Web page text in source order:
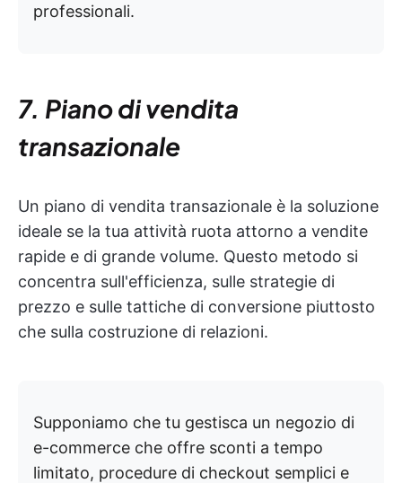
professionali.
7. Piano di vendita
transazionale
Un piano di vendita transazionale è la soluzione
ideale se la tua attività ruota attorno a vendite
rapide e di grande volume. Questo metodo si
concentra sull'efficienza, sulle strategie di
prezzo e sulle tattiche di conversione piuttosto
che sulla costruzione di relazioni.
Supponiamo che tu gestisca un negozio di
e-commerce che offre sconti a tempo
limitato, procedure di checkout semplici e